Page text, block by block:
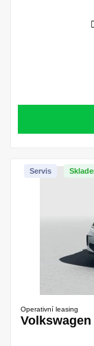
Servis
Operativní leasing
Volkswagen